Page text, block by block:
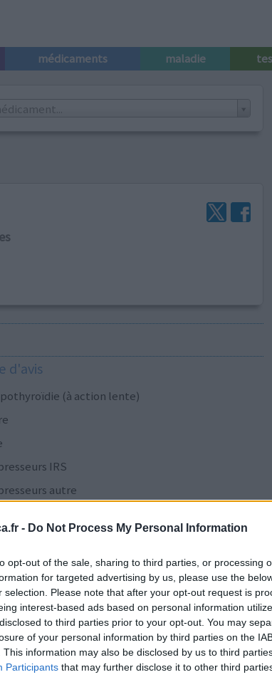
- Do Not Process My Personal Information
opt-out of the sale, sharing to third parties, or processing
for targeted advertising by us, please use the
selection. Please note that after your opt-out request is
interest-based ads based on personal information
to third parties prior to your opt-out. You may
of your personal information by third parties on the
This information may also be disclosed by us to third
Participants that may further disclose it to other third
médicaments maladie
d'avis
(à action lente)
IRS
autre
IRS
à large spectre
IRS
autre
antihormones